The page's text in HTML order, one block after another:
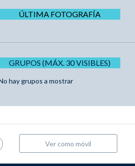
ÚLTIMA FOTOGRAFÍA
GRUPOS (MÁX. 30 VISIBLES)
hay grupos a mostrar